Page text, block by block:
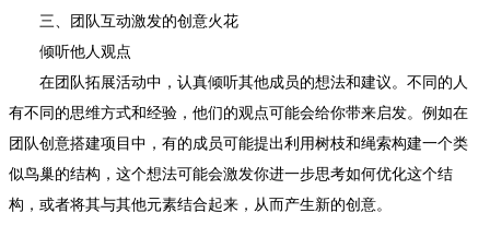
三、团队互动激发的创意火花
倾听他人观点
在团队拓展活动中，认真倾听其他成员的想法和建议。不同的人
有不同的思维方式和经验，他们的观点可能会给你带来启发。例如在
团队创意搭建项目中，有的成员可能提出利用树枝和绳索构建一个类
似鸟巢的结构，这个想法可能会激发你进一步思考如何优化这个结
构，或者将其与其他元素结合起来，从而产生新的创意。